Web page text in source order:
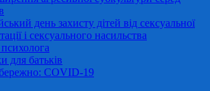
день захисту дітей від сексуальної
і сексуального насильства
для батьків
COVID-19